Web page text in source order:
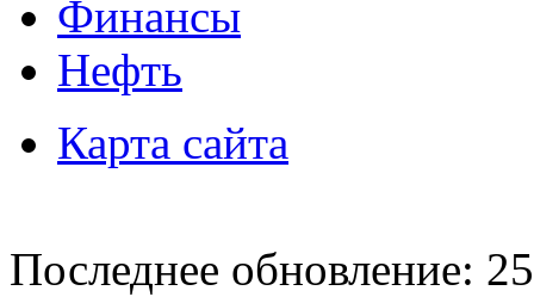
Финансы
Нефть
Карта сайта
Последнее обновление: